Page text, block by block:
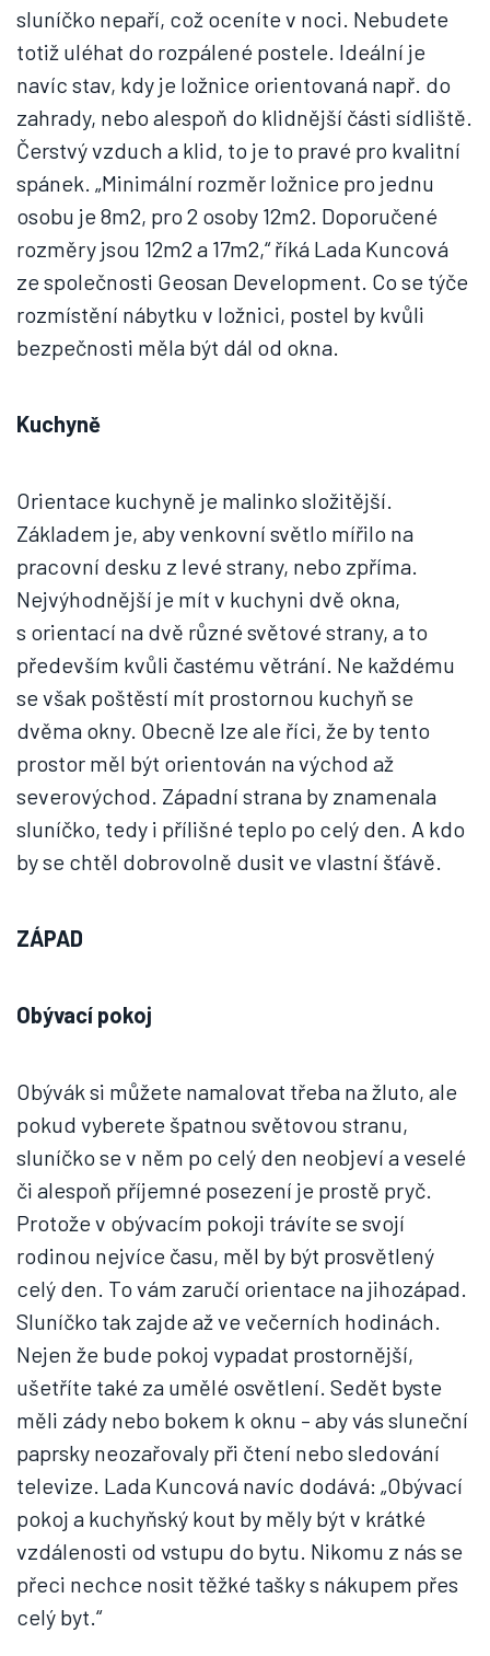
sluníčko nepaří, což oceníte v noci. Nebudete
totiž uléhat do rozpálené postele. Ideální je
navíc stav, kdy je ložnice orientovaná např. do
zahrady, nebo alespoň do klidnější části sídliště.
Čerstvý vzduch a klid, to je to pravé pro kvalitní
spánek. „Minimální rozměr ložnice pro jednu
osobu je 8m2, pro 2 osoby 12m2. Doporučené
rozměry jsou 12m2 a 17m2,“ říká Lada Kuncová
ze společnosti Geosan Development. Co se týče
rozmístění nábytku v ložnici, postel by kvůli
bezpečnosti měla být dál od okna.
Kuchyně
Orientace kuchyně je malinko složitější.
Základem je, aby venkovní světlo mířilo na
pracovní desku z levé strany, nebo zpříma.
Nejvýhodnější je mít v kuchyni dvě okna,
s orientací na dvě různé světové strany, a to
především kvůli častému větrání. Ne každému
se však poštěstí mít prostornou kuchyň se
dvěma okny. Obecně lze ale říci, že by tento
prostor měl být orientován na východ až
severovýchod. Západní strana by znamenala
sluníčko, tedy i přílišné teplo po celý den. A kdo
by se chtěl dobrovolně dusit ve vlastní šťávě.
ZÁPAD
Obývací pokoj
Obývák si můžete namalovat třeba na žluto, ale
pokud vyberete špatnou světovou stranu,
sluníčko se v něm po celý den neobjeví a veselé
či alespoň příjemné posezení je prostě pryč.
Protože v obývacím pokoji trávíte se svojí
rodinou nejvíce času, měl by být prosvětlený
celý den. To vám zaručí orientace na jihozápad.
Sluníčko tak zajde až ve večerních hodinách.
Nejen že bude pokoj vypadat prostornější,
ušetříte také za umělé osvětlení. Sedět byste
měli zády nebo bokem k oknu – aby vás sluneční
paprsky neozařovaly při čtení nebo sledování
televize. Lada Kuncová navíc dodává: „Obývací
pokoj a kuchyňský kout by měly být v krátké
vzdálenosti od vstupu do bytu. Nikomu z nás se
přeci nechce nosit těžké tašky s nákupem přes
celý byt.“